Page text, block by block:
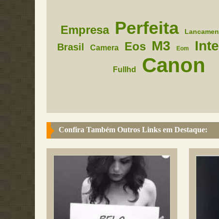
Empresa Perfeita
Brasil Camera Eos M3 Eom
Fullhd Canon
Confira Também Outros Links em Destaque: